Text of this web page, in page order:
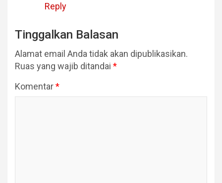
Reply
Tinggalkan Balasan
Alamat email Anda tidak akan dipublikasikan.
Ruas yang wajib ditandai *
Komentar*